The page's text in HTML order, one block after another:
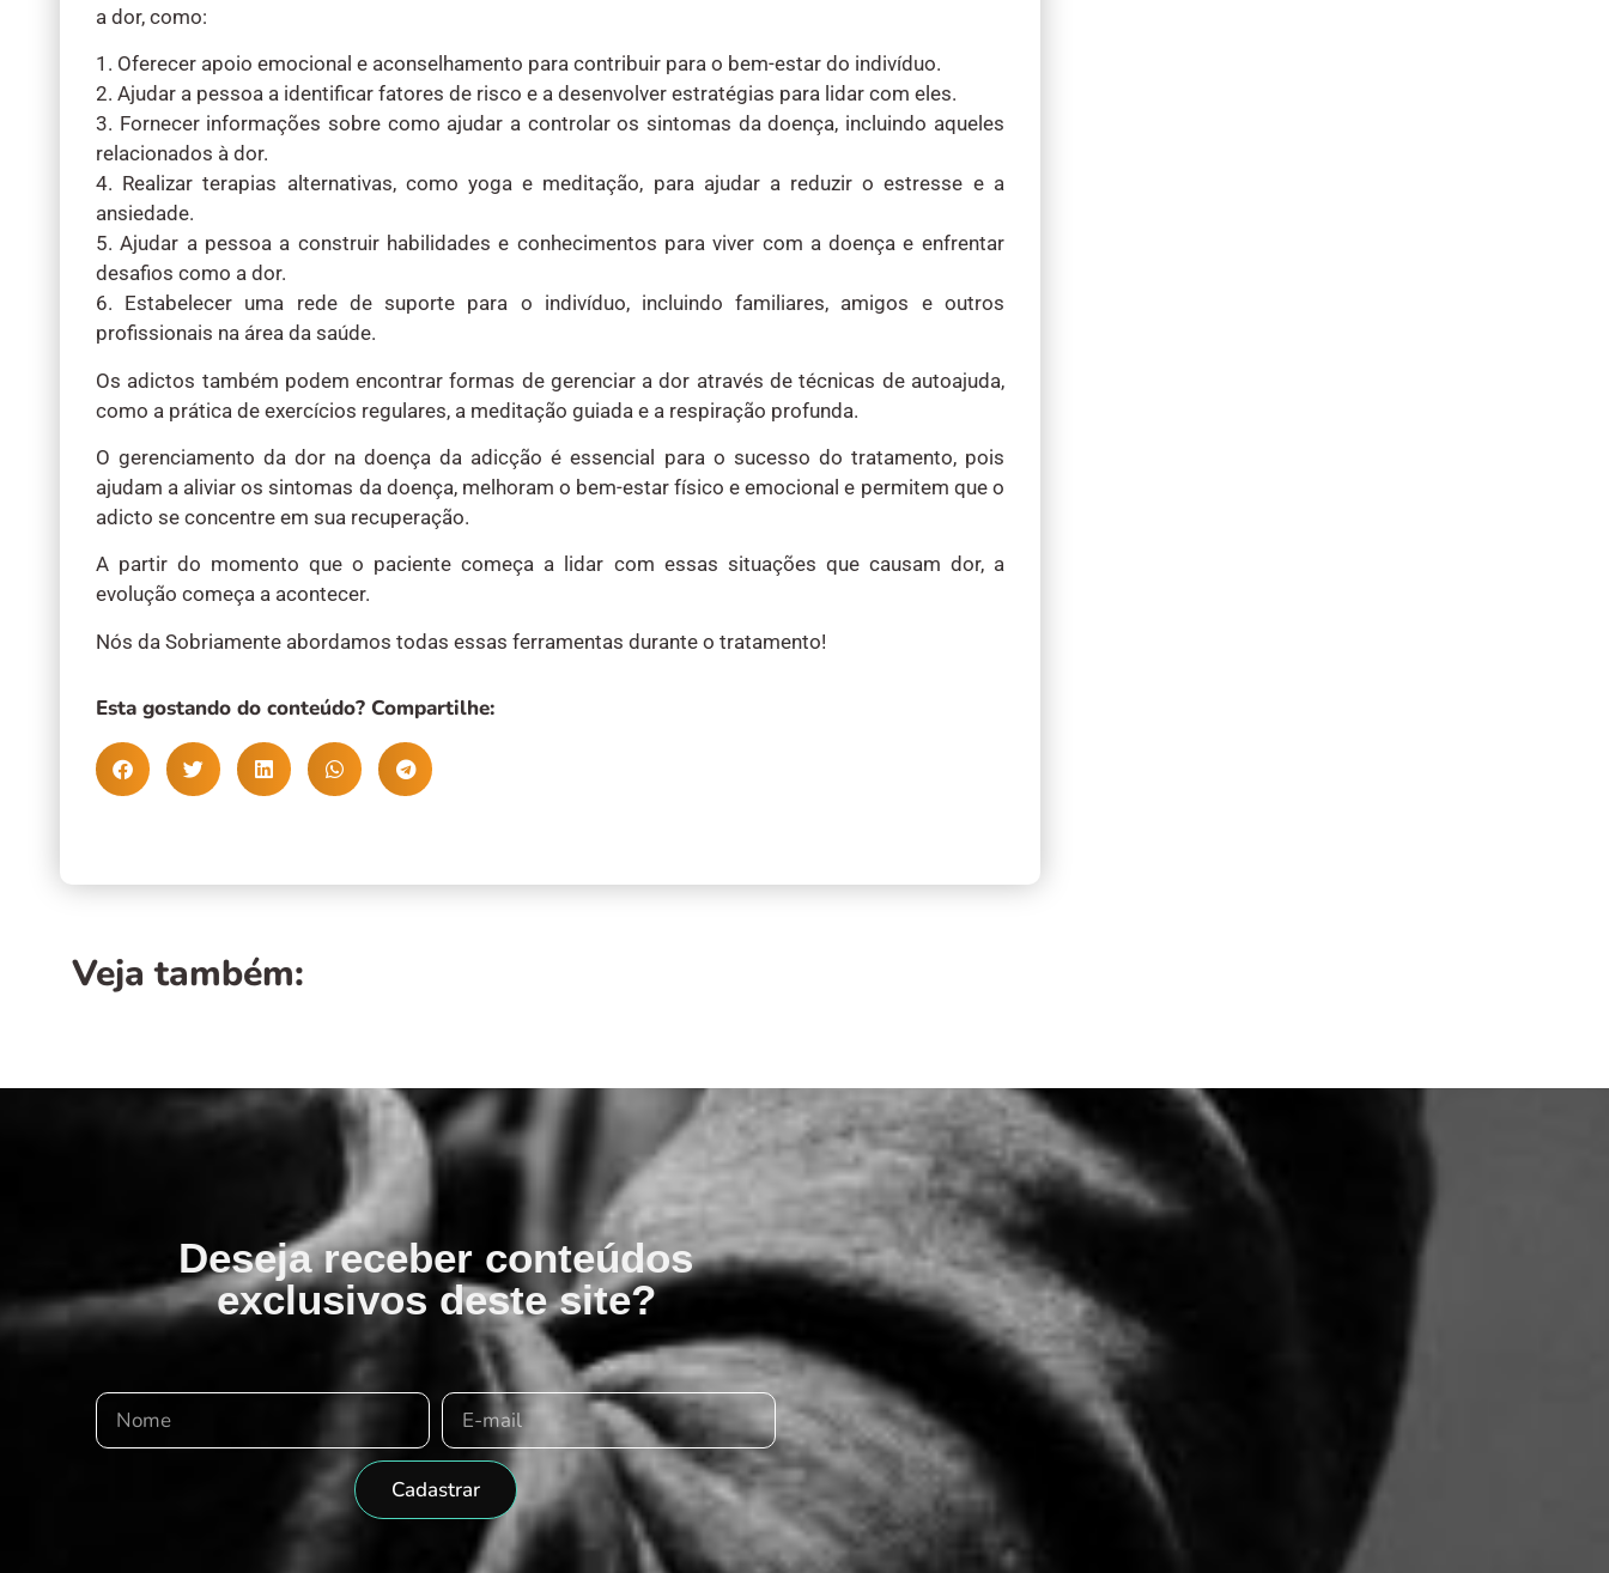
a dor, como:
1. Oferecer apoio emocional e aconselhamento para contribuir para o bem-estar do indivíduo.
2. Ajudar a pessoa a identificar fatores de risco e a desenvolver estratégias para lidar com eles.
3. Fornecer informações sobre como ajudar a controlar os sintomas da doença, incluindo aqueles
relacionados à dor.
4. Realizar terapias alternativas, como yoga e meditação, para ajudar a reduzir o estresse e a
ansiedade.
5. Ajudar a pessoa a construir habilidades e conhecimentos para viver com a doença e enfrentar
desafios como a dor.
6. Estabelecer uma rede de suporte para o indivíduo, incluindo familiares, amigos e outros
profissionais na área da saúde.
Os adictos também podem encontrar formas de gerenciar a dor através de técnicas de autoajuda,
como a prática de exercícios regulares, a meditação guiada e a respiração profunda.
O gerenciamento da dor na doença da adicção é essencial para o sucesso do tratamento, pois
ajudam a aliviar os sintomas da doença, melhoram o bem-estar físico e emocional e permitem que o
adicto se concentre em sua recuperação.
A partir do momento que o paciente começa a lidar com essas situações que causam dor, a
evolução começa a acontecer.
Nós da Sobriamente abordamos todas essas ferramentas durante o tratamento!
Esta gostando do conteúdo? Compartilhe:
Veja também:
Deseja receber conteúdos
exclusivos deste site?
Cadastrar